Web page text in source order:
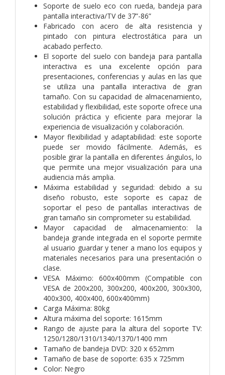
Soporte de suelo eco con rueda, bandeja para
pantalla interactiva/TV de 37”-86”
Fabricado con acero de alta resistencia y
pintado con pintura electrostática para un
acabado perfecto.
El soporte del suelo con bandeja para pantalla
interactiva es una excelente opción para
presentaciones, conferencias y aulas en las que
se utiliza una pantalla interactiva de gran
tamaño. Con su capacidad de almacenamiento,
estabilidad y flexibilidad, este soporte ofrece una
solución práctica y eficiente para mejorar la
experiencia de visualización y colaboración.
Mayor flexibilidad y adaptabilidad: este soporte
puede ser movido fácilmente. Además, es
posible girar la pantalla en diferentes ángulos, lo
que permite una mejor visualización para una
audiencia más amplia.
Máxima estabilidad y seguridad: debido a su
diseño robusto, este soporte es capaz de
soportar el peso de pantallas interactivas de
gran tamaño sin comprometer su estabilidad.
Mayor capacidad de almacenamiento: la
bandeja grande integrada en el soporte permite
al usuario guardar y tener a mano los equipos y
materiales necesarios para una presentación o
clase.
VESA Máximo: 600x400mm (Compatible con
VESA de 200x200, 300x200, 400x200, 300x300,
400x300, 400x400, 600x400mm)
Carga Máxima: 80kg
Altura máxima del soporte: 1615mm
Rango de ajuste para la altura del soporte TV:
1250/1280/1310/1340/1370/1400 mm
Tamaño de bandeja DVD: 320 x 652mm
Tamaño de base de soporte: 635 x 725mm
Color: Negro